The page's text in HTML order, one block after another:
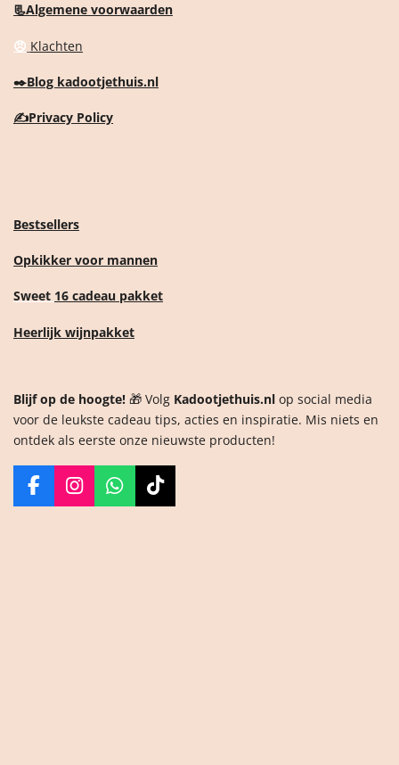
📃Algemene voorwaarden
😠 Klachten
✒️Blog kadootjethuis.nl
✍️Privacy Policy
Bestsellers
Opkikker voor mannen
Sweet 16 cadeau pakket
Heerlijk wijnpakket
Blijf op de hoogte! 🎁 Volg Kadootjethuis.nl op social media
voor de leukste cadeau tips, acties en inspiratie. Mis niets en
ontdek als eerste onze nieuwste producten!
F
a
I
n
W
h
T
i